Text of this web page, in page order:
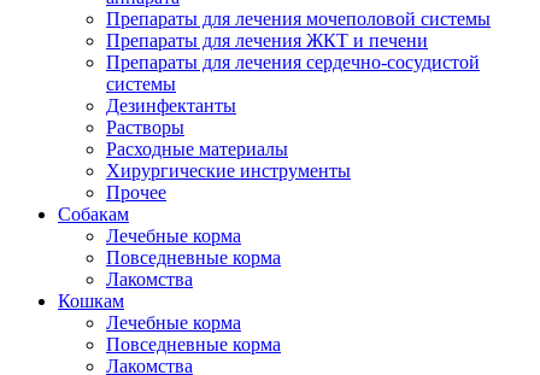
Препараты для лечения мочеполовой системы
Препараты для лечения ЖКТ и печени
Препараты для лечения сердечно-сосудистой
системы
Дезинфектанты
Растворы
Расходные материалы
Хирургические инструменты
Прочее
Собакам
Лечебные корма
Повседневные корма
Лакомства
Кошкам
Лечебные корма
Повседневные корма
Лакомства